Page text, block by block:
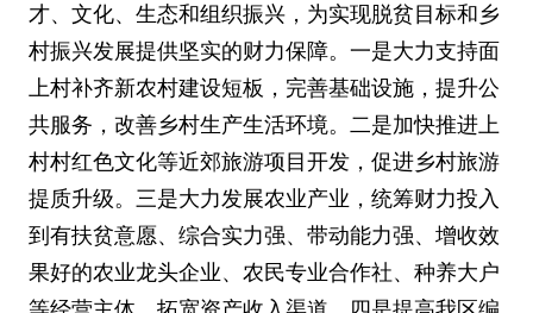
才、文化、生态和组织振兴，为实现脱贫目标和乡
村振兴发展提供坚实的财力保障。一是大力支持面
上村补齐新农村建设短板，完善基础设施，提升公
共服务，改善乡村生产生活环境。二是加快推进上
村村红色文化等近郊旅游项目开发，促进乡村旅游
提质升级。三是大力发展农业产业，统筹财力投入
到有扶贫意愿、综合实力强、带动能力强、增收效
果好的农业龙头企业、农民专业合作社、种养大户